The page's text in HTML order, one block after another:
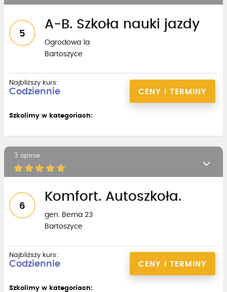
5
A-B. Szkoła nauki jazdy
Ogrodowa 1a
Bartoszyce
CENY I TERMINY
Najbliższy kurs:
Codziennie
Szkolimy w kategoriach:
3 opinie
6
Komfort. Autoszkoła.
gen. Bema 23
Bartoszyce
CENY I TERMINY
Najbliższy kurs:
Codziennie
Szkolimy w kategoriach: